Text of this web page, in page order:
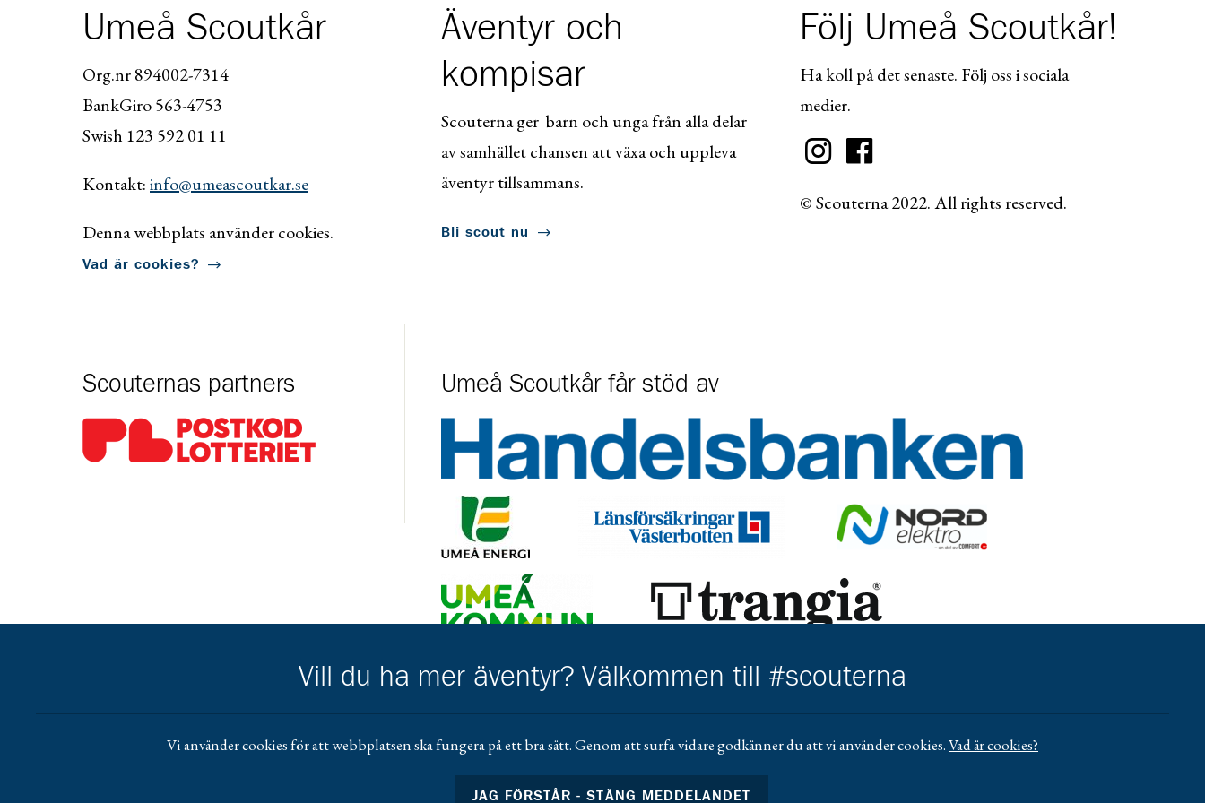
Umeå Scoutkår
Org.nr 894002-7314
BankGiro 563-4753
Swish 123 592 01 11
Kontakt:info@umeascoutkar.se
Denna webbplats använder cookies.
Vad är cookies?
Äventyr och
kompisar
Scouterna ger barn och unga från alla delar
av samhället chansen att växa och uppleva
äventyr tillsammans.
Bli scout nu
Följ Umeå Scoutkår!
Ha koll på det senaste. Följ oss i sociala
medier.
© Scouterna 2022. All rights reserved.
Scouternas partners
Gå till pl_50
Umeå Scoutkår får stöd av
Gå till https://www.handelsbanken.se/sv/hitta-bankkontor/umea-city
Gå till https://www.umeaenergi.se/Gå till https://www.lansforsakringar.se/vasterbotten/privat/
Gå till https://nordelektro.se/
Gå till https://www.umea.se/upplevaochgora/foreningarforeningsliv
Gå till https://trangia.se/
Gå till https://www.mera.se/ Gå till https://www.sensus.se/samarbeta/rattigheter-och-hallbarhet/
Gå till https://www.scoutshop.se/ Gå till https://www.mucf.se/bidrag/barn-och-ungdomsorganisationer
Vill du ha mer äventyr? Välkommen till #scouterna
Vi använder cookies för att webbplatsen ska fungera på ett bra sätt. Genom att surfa vidare godkänner du att vi använder cookies.Vad är cookies?
JAG FÖRSTÅR - STÄNG MEDDELANDET